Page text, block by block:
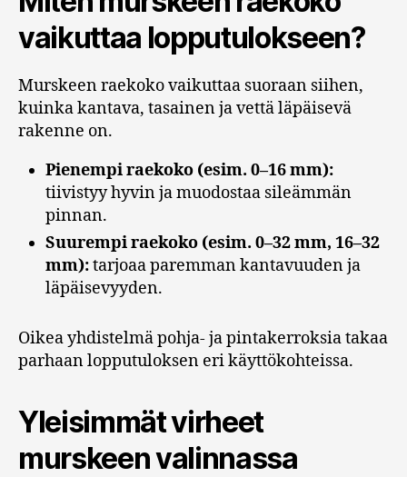
vaikuttaa lopputulokseen?
Murskeen raekoko vaikuttaa suoraan siihen,
kuinka kantava, tasainen ja vettä läpäisevä
rakenne on.
Pienempi raekoko (esim. 0–16 mm):
tiivistyy hyvin ja muodostaa sileämmän
pinnan.
Suurempi raekoko (esim. 0–32 mm, 16–32
mm):tarjoaa paremman kantavuuden ja
läpäisevyyden.
Oikea yhdistelmä pohja- ja pintakerroksia takaa
parhaan lopputuloksen eri käyttökohteissa.
Yleisimmät virheet
murskeen valinnassa